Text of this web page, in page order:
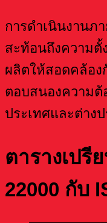
การดำเนินงานภ
สะท้อนถึงความตั้
ผลิตให้สอดคล้อง
ตอบสนองความต้
ประเทศและต่าง
ตารางเปรี
22000 กับ